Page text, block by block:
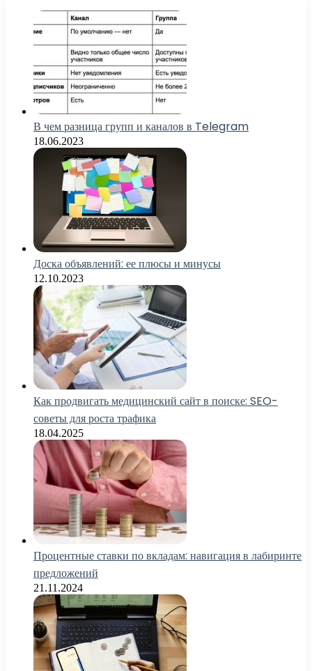
В чем разница групп и каналов в Telegram
18.06.2023
Доска объявлений: ее плюсы и минусы
12.10.2023
Как продвигать медицинский сайт в поиске: SEO-
советы для роста трафика
18.04.2025
Процентные ставки по вкладам: навигация в лабиринте
предложений
21.11.2024